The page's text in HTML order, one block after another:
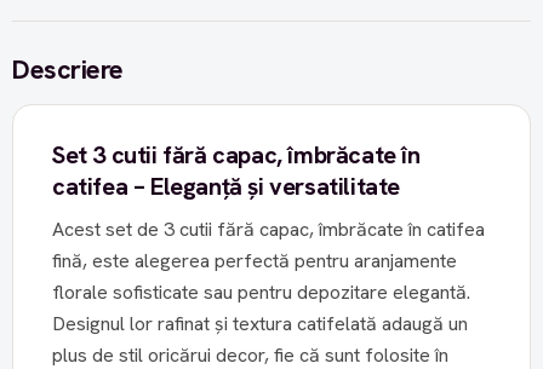
Descriere
Set 3 cutii fără capac, îmbrăcate în
catifea – Eleganță și versatilitate
Acest set de 3 cutii fără capac, îmbrăcate în catifea
fină, este alegerea perfectă pentru aranjamente
florale sofisticate sau pentru depozitare elegantă.
Designul lor rafinat și textura catifelată adaugă un
plus de stil oricărui decor, fie că sunt folosite în